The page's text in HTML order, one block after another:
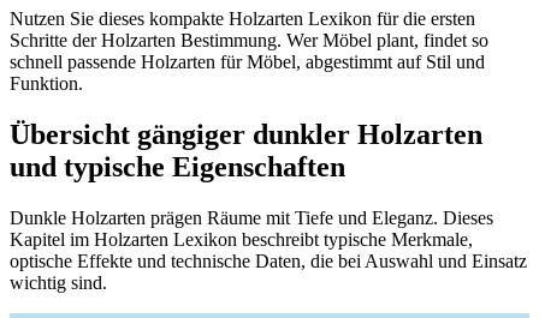
Nutzen Sie dieses kompakte Holzarten Lexikon für die ersten
Schritte der Holzarten Bestimmung. Wer Möbel plant, findet so
schnell passende Holzarten für Möbel, abgestimmt auf Stil und
Funktion.
Übersicht gängiger dunkler Holzarten
und typische Eigenschaften
Dunkle Holzarten prägen Räume mit Tiefe und Eleganz. Dieses
Kapitel im Holzarten Lexikon beschreibt typische Merkmale,
optische Effekte und technische Daten, die bei Auswahl und Einsatz
wichtig sind.